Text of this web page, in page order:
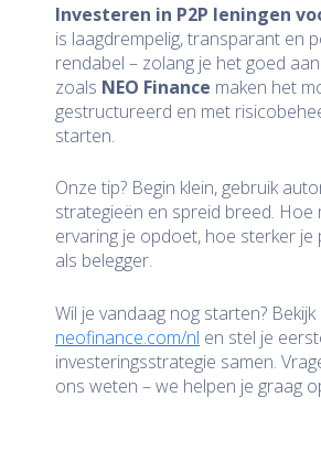
Investeren in P2P leningen
is laagdrempelig, transparant en
rendabel – zolang je het goed
zoals NEO Finance maken het
gestructureerd en met
starten.
Onze tip? Begin klein, gebruik
strategieën en spreid breed. Hoe
ervaring je opdoet, hoe sterker
als belegger.
Wil je vandaag nog starten? Bekijk
neofinance.com/nl en stel je
investeringsstrategie samen.
ons weten – we helpen je graag